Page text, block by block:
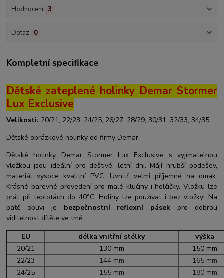
Hodnocení 3
Dotaz 0
Kompletní specifikace
Dětské zateplené holinky Demar Stormer
Lux Exclusive
Velikosti: 20/21, 22/23, 24/25, 26/27, 28/29, 30/31, 32/33, 34/35
Dětské obrázkové holinky od firmy Demar.
Dětské holinky Demar Stormer Lux Exclusive s vyjímatelnou
vložkou jsou ideální pro deštivé, letní dni. Májí hrubší podešev,
materiál vysoce kvalitní PVC. Uvnitř velmi příjemné na omak.
Krásné barevné provedení pro malé klučiny i holčičky. Vložku lze
prát při teplotách do 40°C. Holiny lze používat i bez vložky! Na
patě obuvi je bezpečnostní reflexní pásek pro dobrou
viditelnost dítěte ve tmě.
EU
délka vnitřní stélky
výška
20/21
130 mm
150 mm
22/23
144 mm
165 mm
24/25
155 mm 180 mm